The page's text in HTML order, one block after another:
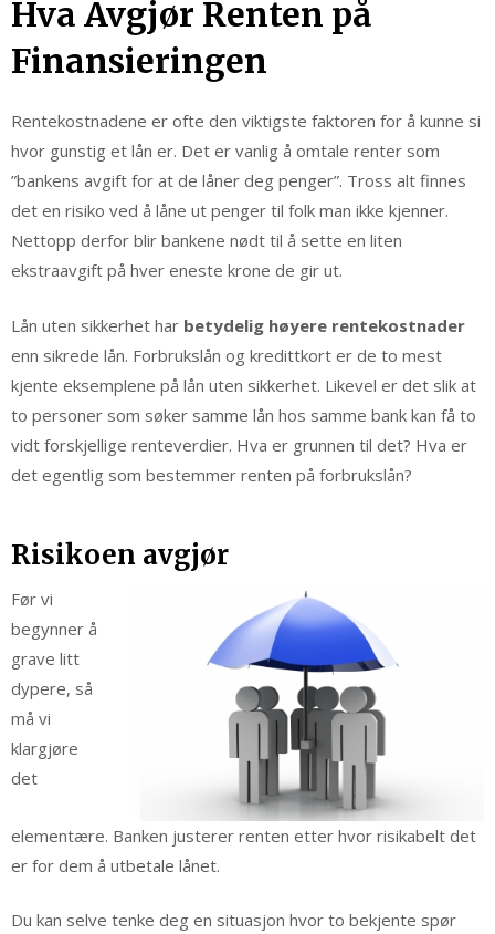
Hva Avgjør Renten på
Finansieringen
Rentekostnadene er ofte den viktigste faktoren for å kunne si
hvor gunstig et lån er. Det er vanlig å omtale renter som
”bankens avgift for at de låner deg penger”. Tross alt finnes
det en risiko ved å låne ut penger til folk man ikke kjenner.
Nettopp derfor blir bankene nødt til å sette en liten
ekstraavgift på hver eneste krone de gir ut.
Lån uten sikkerhet har betydelig høyere rentekostnader
enn sikrede lån. Forbrukslån og kredittkort er de to mest
kjente eksemplene på lån uten sikkerhet. Likevel er det slik at
to personer som søker samme lån hos samme bank kan få to
vidt forskjellige renteverdier. Hva er grunnen til det? Hva er
det egentlig som bestemmer renten på forbrukslån?
Risikoen avgjør
Før vi
begynner å
grave litt
dypere, så
må vi
klargjøre
det
elementære. Banken justerer renten etter hvor risikabelt det
er for dem å utbetale lånet.
Du kan selve tenke deg en situasjon hvor to bekjente spør